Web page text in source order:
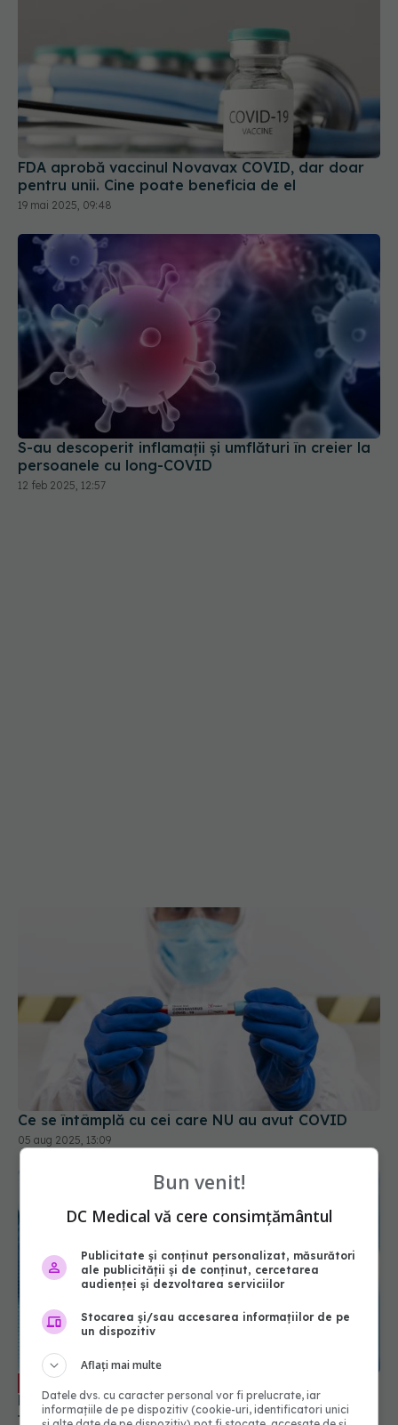
FDA aprobă vaccinul Novavax COVID, dar doar
pentru unii. Cine poate beneficia de el
19 mai 2025, 09:48
S-au descoperit inflamaţii și umflături în creier la
persoanele cu long-COVID
12 feb 2025, 12:57
Ce se întâmplă cu cei care NU au avut COVID
05 aug 2025, 13:09
EXCLUSIV Doina Pleșca: Există o mare problemă
legată de vaccinare. Nu este obligatorie, dar
trebuie să ne sporim spiritul civic și să prezentăm
corect minusurile și plusurile fiecărui vaccin
03 oct 2023, 08:47
Bun venit!
DC Medical vă cere consimțământul
Publicitate și conținut personalizat, măsurători
ale publicității și de conținut, cercetarea
audienței și dezvoltarea serviciilor
Stocarea și/sau accesarea informațiilor de pe
un dispozitiv
Aflați mai multe
Datele dvs. cu caracter personal vor fi prelucrate, iar
informațiile de pe dispozitiv (cookie-uri, identificatori unici